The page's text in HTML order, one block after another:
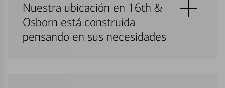
Nuestra ubicación en 16th &
Osborn está construida
pensando en sus necesidades